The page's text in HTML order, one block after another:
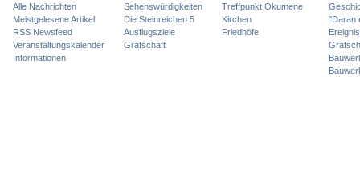
Alle Nachrichten
Meistgelesene Artikel
RSS Newsfeed
Veranstaltungskalender
Informationen
Sehenswürdigkeiten
Die Steinreichen 5
Ausflugsziele
Grafschaft
Treffpunkt Ökumene
Kirchen
Friedhöfe
"Daran